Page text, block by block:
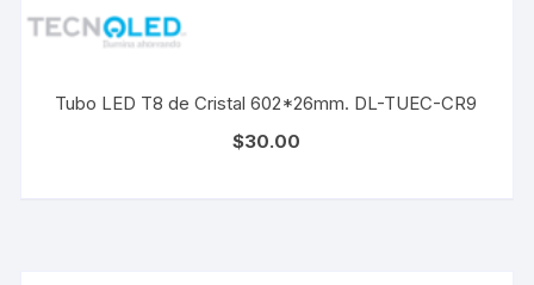
Tubo LED T8 de Cristal 602*26mm. DL-TUEC-CR9
$30.00